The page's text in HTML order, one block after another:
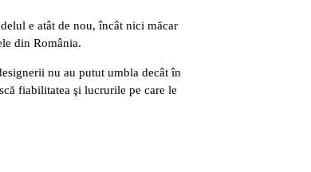
e atât de nou, încât nici măcar
din România.
nu au putut umbla decât în
fiabilitatea şi lucrurile pe care le